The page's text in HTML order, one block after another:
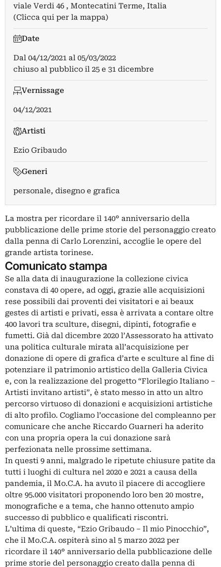
viale Verdi 46 , Montecatini Terme, Italia
(Clicca qui per la mappa)
Date
Dal 04/12/2021 al 05/03/2022
chiuso al pubblico il 25 e 31 dicembre
Vernissage
04/12/2021
Artisti
Ezio Gribaudo
Generi
personale, disegno e grafica
La mostra per ricordare il 140° anniversario della
pubblicazione delle prime storie del personaggio creato
dalla penna di Carlo Lorenzini, accoglie le opere del
grande artista torinese.
Comunicato stampa
Se alla data di inaugurazione la collezione civica
constava di 40 opere, ad oggi, grazie alle acquisizioni
rese possibili dai proventi dei visitatori e ai beaux
gestes di artisti e privati, essa è arrivata a contare oltre
400 lavori tra sculture, disegni, dipinti, fotografie e
fumetti. Già dal dicembre 2020 l’Assessorato ha attivato
una politica culturale mirata all’acquisizione per
donazione di opere di grafica d’arte e sculture al fine di
potenziare il patrimonio artistico della Galleria Civica
e, con la realizzazione del progetto “Florilegio Italiano –
Artisti invitano artisti”, è stato messo in atto un altro
percorso virtuoso di donazioni e acquisizioni artistiche
di alto profilo. Cogliamo l’occasione del compleanno per
comunicare che anche Riccardo Guarneri ha aderito
con una propria opera la cui donazione sarà
perfezionata nelle prossime settimana.
In questi 9 anni, malgrado le ripetute chiusure patite da
tutti i luoghi di cultura nel 2020 e 2021 a causa della
pandemia, il Mo.C.A. ha avuto il piacere di accogliere
oltre 95.000 visitatori proponendo loro ben 20 mostre,
monografiche e a tema, che hanno ottenuto ampio
successo di pubblico e qualificati riscontri.
L’ultima di queste, “Ezio Gribaudo – Il mio Pinocchio”,
che il Mo.C.A. ospiterà sino al 5 marzo 2022 per
ricordare il 140° anniversario della pubblicazione delle
prime storie del personaggio creato dalla penna di